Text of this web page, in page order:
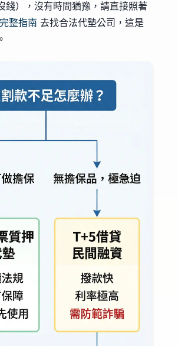
錢），沒有時間猶豫，請直接照著
整指南 去找合法代墊公司，這是